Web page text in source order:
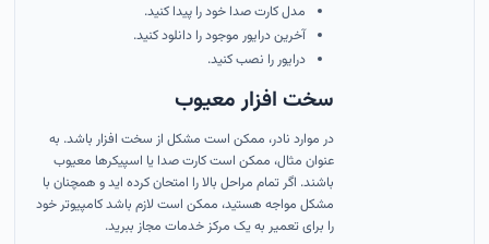
مدل کارت صدا خود را پیدا کنید.
آخرین درایور موجود را دانلود کنید.
درایور را نصب کنید.
سخت افزار معیوب
در موارد نادر، ممکن است مشکل از سخت افزار باشد. به
عنوان مثال، ممکن است کارت صدا یا اسپیکرها معیوب
باشند. اگر تمام مراحل بالا را امتحان کرده اید و همچنان با
مشکل مواجه هستید، ممکن است لازم باشد کامپیوتر خود
را برای تعمیر به یک مرکز خدمات مجاز ببرید.